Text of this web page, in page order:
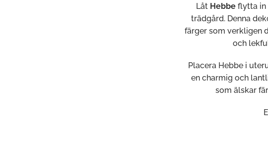
Låt Hebbe flytta in
trädgård. Denna
färger som verkligen
och
Placera Hebbe i
en charmig och
som älskar